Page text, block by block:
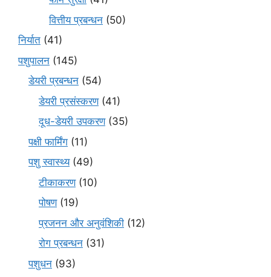
वित्तीय प्रबन्धन (50)
निर्यात (41)
पशुपालन (145)
डेयरी प्रबन्धन (54)
डेयरी प्रसंस्करण(41)
दूध-डेयरी उपकरण(35)
पक्षी फार्मिंग (11)
पशु स्वास्थ्य(49)
टीकाकरण(10)
पोषण(19)
प्रजनन और अनुवंशिकी (12)
रोग प्रबन्धन (31)
पशुधन (93)